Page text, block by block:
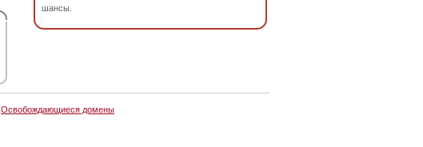
шансы.
Освобождающиеся домены